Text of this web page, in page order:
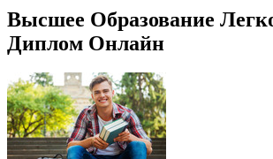
Высшее Образование
Диплом Онлайн